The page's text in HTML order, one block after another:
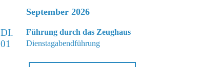
September 2026
DI.
01
Führung durch das Zeughaus
Dienstagabendführung